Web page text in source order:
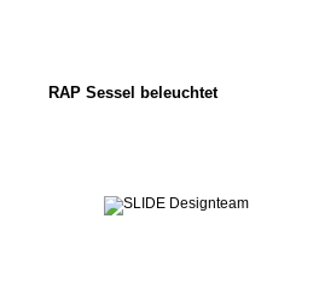
RAP Sessel beleuchtet